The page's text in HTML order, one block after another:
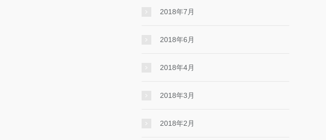
2018年7月
2018年6月
2018年4月
2018年3月
2018年2月